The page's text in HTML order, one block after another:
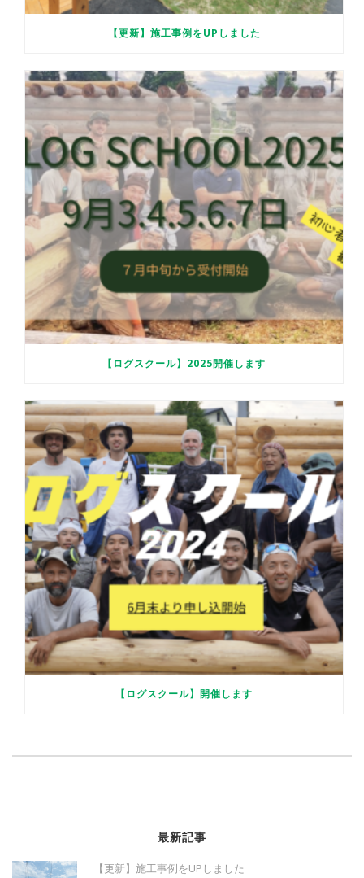
【更新】施工事例をUPしました
【ログスクール】2025開催します
【ログスクール】開催します
最新記事
【更新】施工事例をUPしました